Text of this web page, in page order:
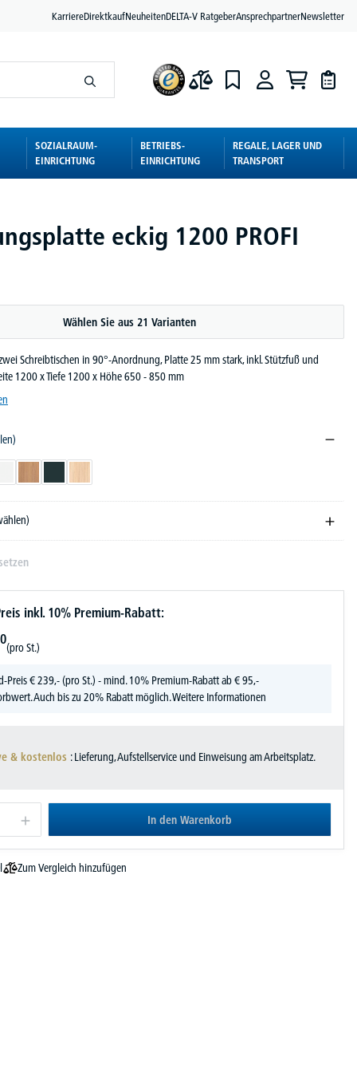
KarriereDirektkaufNeuheitenDELTA-V RatgeberAnsprechpartnerNewsletter
SOZIALRAUM-
EINRICHTUNG
BETRIEBS-
EINRICHTUNG
REGALE, LAGER UND
TRANSPORT
eckig 1200 PROFI
Wählen Sie aus 21 Varianten
Schreibtischen in 90°-Anordnung, Platte 25 mm stark, inkl. Stützfuß und
1200 x Tiefe 1200 x Höhe 650 - 850 mm
inkl. 10% Premium-Rabatt:
(pro St.)
Preis€239,-(pro St.) - mind. 10% Premium-Rabatt ab € 95,-
Auch bis zu 20% Rabatt möglich.Weitere Informationen
& kostenlos : Lieferung, Aufstellservice und Einweisung am Arbeitsplatz.
In den Warenkorb
Zum Vergleich hinzufügen